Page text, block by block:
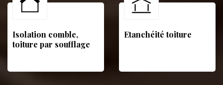
Isolation comble,
toiture par soufflage
Etanchéité toiture